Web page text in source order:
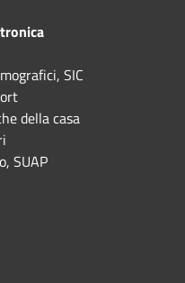
SIC
della casa
SUAP